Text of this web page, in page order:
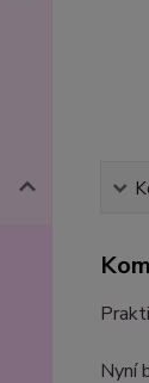
Nyní